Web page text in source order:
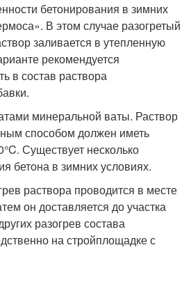
бетонирования в зимних
В этом случае разогретый
заливается в утепленную
рекомендуется
в состав раствора
минеральной ваты. Раствор
способом должен иметь
Существует несколько
бетона в зимних условиях.
раствора проводится в месте
он доставляется до участка
разогрев состава
на стройплощадке с